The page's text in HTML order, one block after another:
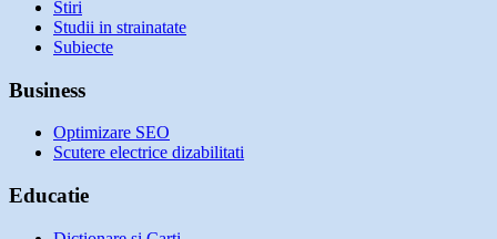
Stiri
Studii in strainatate
Subiecte
Business
Optimizare SEO
Scutere electrice dizabilitati
Educatie